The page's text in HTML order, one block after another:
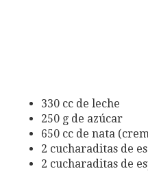
330 cc de leche
250 g de azúcar
650 cc de nata
2 cucharaditas de
2 cucharaditas de